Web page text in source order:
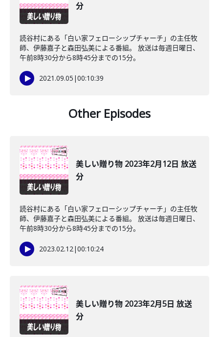
分
読谷村にある「白い家フェローシップチャーチ」の主任牧
師、伊藤嘉子と森田弘美による番組。 放送は毎週日曜日、
午前8時30分から8時45分までの15分。
2021.09.05 |00:10:39
Other Episodes
美しい贈り物 2023年2月12日 放送
分
読谷村にある「白い家フェローシップチャーチ」の主任牧
師、伊藤嘉子と森田弘美による番組。 放送は毎週日曜日、
午前8時30分から8時45分までの15分。
2023.02.12|00:10:24
美しい贈り物 2023年2月5日 放送
分